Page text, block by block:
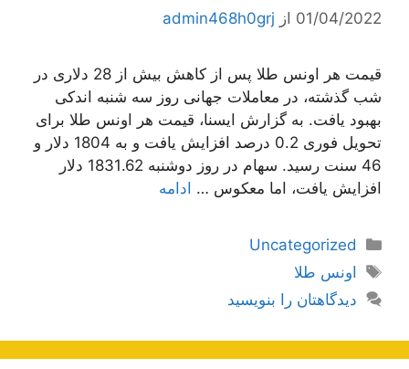
01/04/2022 از admin468h0grj
قیمت هر اونس طلا پس از کاهش بیش از 28 دلاری در
شب گذشته، در معاملات جهانی روز سه شنبه اندکی
بهبود یافت. به گزارش ایسنا، قیمت هر اونس طلا برای
تحویل فوری 0.2 درصد افزایش یافت و به 1804 دلار و
46 سنت رسید. سهام در روز دوشنبه 1831.62 دلار
افزایش یافت، اما معکوس … ادامه
دسته‌ها
Uncategorized
برچسب‌ها
اونس طلا
دیدگاهتان را بنویسید